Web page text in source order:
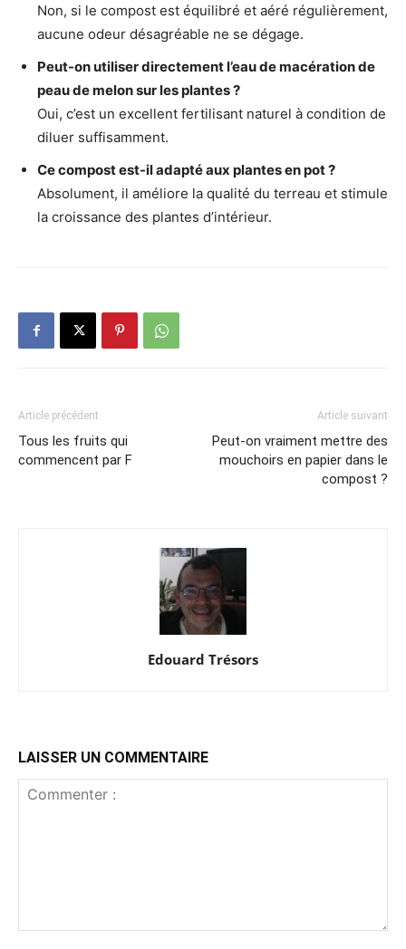
Non, si le compost est équilibré et aéré régulièrement,
aucune odeur désagréable ne se dégage.
Peut-on utiliser directement l’eau de macération de
peau de melon sur les plantes ?
Oui, c’est un excellent fertilisant naturel à condition de
diluer suffisamment.
Ce compost est-il adapté aux plantes en pot ?
Absolument, il améliore la qualité du terreau et stimule
la croissance des plantes d’intérieur.
Article précédent
Tous les fruits qui
commencent par F
Article suivant
Peut-on vraiment mettre des
mouchoirs en papier dans le
compost ?
Edouard Trésors
LAISSER UN COMMENTAIRE